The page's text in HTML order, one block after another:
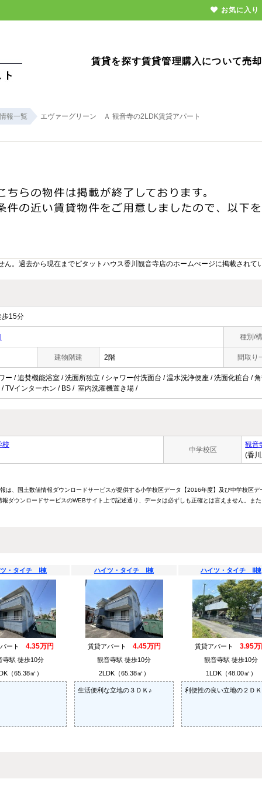
賃貸を探す賃貸管理購入について売
報一覧 エヴァーグリーン Ａ 観音寺の2LDK賃貸アパート
。過去から現在までピタットハウス香川観音寺店のホームぺージに掲載されて
15分
種別/
建物階建 2階 間取り
ー / 追焚機能浴室 / 洗面所独立 / シャワー付洗面台 / 温水洗浄便座 / 洗面化粧台 /
TVインターホン / BS / 室内洗濯機置き場 /
校
中学校区
観音
(香
は、国土数値情報ダウンロードサービスが提供する小学校区データ【2016年度】及び中学校区
ダウンロードサービスのWEBサイト上で記述通り、データは必ずしも正確とは言えません。ま
・タイチ Ⅰ棟
ート 4.35万円
寺駅 徒歩10分
（65.38㎡）
ハイツ・タイチ Ⅰ棟
賃貸アパート 4.45万円
観音寺駅 徒歩10分
2LDK（65.38㎡）
生活便利な立地の３ＤＫ♪
ハイツ・タイチ Ⅱ棟
賃貸アパート 3.95万
観音寺駅 徒歩10分
1LDK（48.00㎡）
利便性の良い立地の２Ｄ
お気に入り